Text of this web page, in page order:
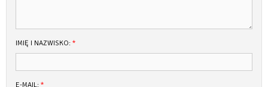
IMIĘ I NAZWISKO: *
E-MAIL: *